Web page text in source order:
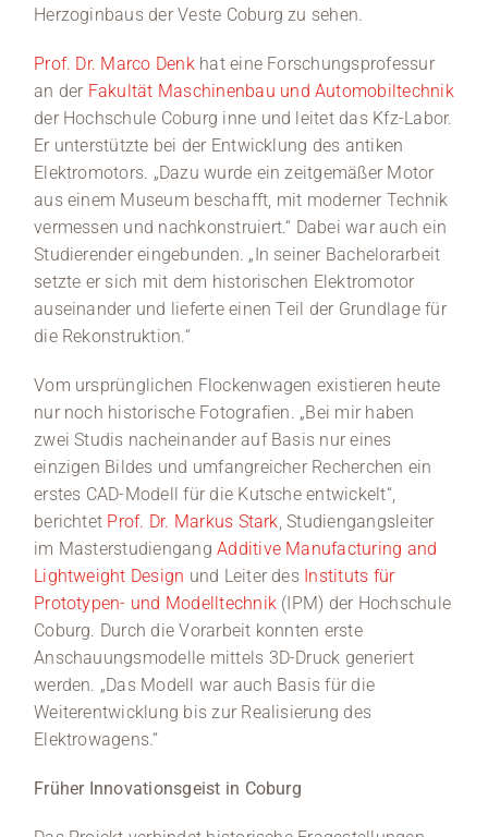
Herzoginbaus der Veste Coburg zu sehen.
Prof. Dr. Marco Denkhat eine Forschungsprofessur
an der Fakultät Maschinenbau und Automobiltechnik
der Hochschule Coburg inne und leitet das Kfz-Labor.
Er unterstützte bei der Entwicklung des antiken
Elektromotors. „Dazu wurde ein zeitgemäßer Motor
aus einem Museum beschafft, mit moderner Technik
vermessen und nachkonstruiert.“ Dabei war auch ein
Studierender eingebunden. „In seiner Bachelorarbeit
setzte er sich mit dem historischen Elektromotor
auseinander und lieferte einen Teil der Grundlage für
die Rekonstruktion.“
Vom ursprünglichen Flockenwagen existieren heute
nur noch historische Fotografien. „Bei mir haben
zwei Studis nacheinander auf Basis nur eines
einzigen Bildes und umfangreicher Recherchen ein
erstes CAD-Modell für die Kutsche entwickelt“,
berichtet Prof. Dr. Markus Stark, Studiengangsleiter
im Masterstudiengang Additive Manufacturing and
Lightweight Design und Leiter des Instituts für
Prototypen- und Modelltechnik (IPM) der Hochschule
Coburg. Durch die Vorarbeit konnten erste
Anschauungsmodelle mittels 3D-Druck generiert
werden. „Das Modell war auch Basis für die
Weiterentwicklung bis zur Realisierung des
Elektrowagens.“
Früher Innovationsgeist in Coburg